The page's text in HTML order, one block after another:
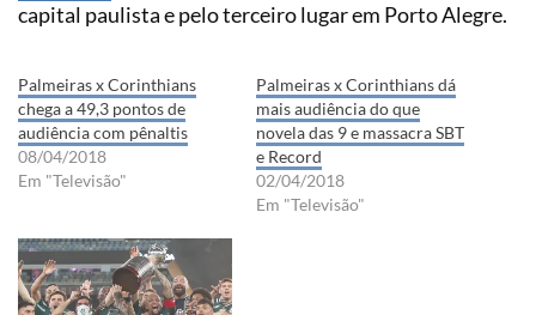
capital paulista e pelo terceiro lugar em Porto Alegre.
Palmeiras x Corinthians
chega a 49,3 pontos de
audiência com pênaltis
08/04/2018
Em "Televisão"
Palmeiras x Corinthians dá
mais audiência do que
novela das 9 e massacra SBT
e Record
02/04/2018
Em "Televisão"